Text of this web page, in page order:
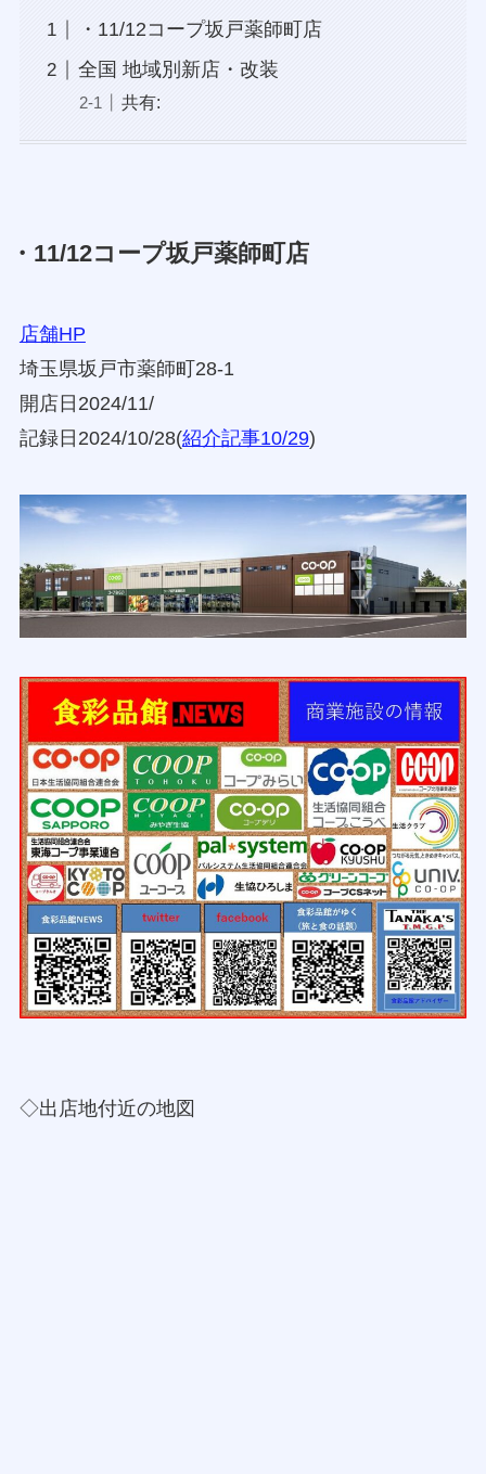
・11/12コープ坂戸薬師町店
全国 地域別新店・改装
共有:
・11/12コープ坂戸薬師町店
店舗HP
埼玉県坂戸市薬師町28-1
開店日2024/11/
記録日2024/10/28(紹介記事10/29)
◇出店地付近の地図